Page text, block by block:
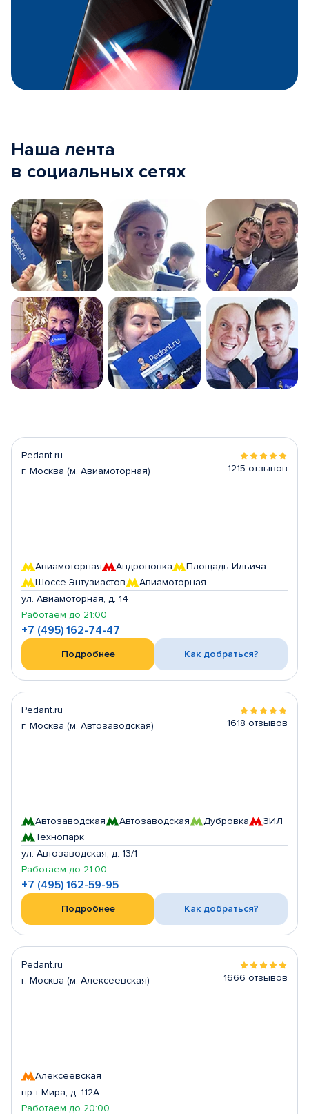
Наша лента
в социальных сетях
Pedant.ru
г. Москва (м. Авиамоторная)
1215 отзывов
Авиамоторная Андроновка
Площадь Ильича
Шоссе Энтузиастов
Авиамоторная
ул. Авиамоторная, д. 14
Работаем до 21:00
+7 (495) 162-74-47
Подробнее Как добраться?
Pedant.ru
г. Москва (м. Автозаводская)
1618 отзывов
Автозаводская Автозаводская Дубровка
ЗИЛ
Технопарк
ул. Автозаводская, д. 13/1
Работаем до 21:00
+7 (495) 162-59-95
Подробнее Как добраться?
Pedant.ru
г. Москва (м. Алексеевская)
1666 отзывов
Алексеевская
пр-т Мира, д. 112А
Работаем до 20:00